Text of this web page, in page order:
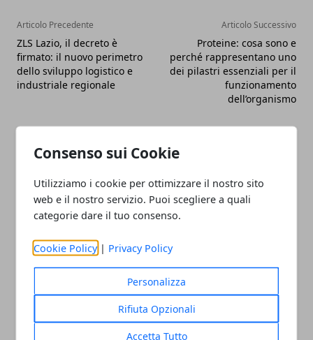
Consenso sui Cookie
Utilizziamo i cookie per ottimizzare il nostro sito
web e il nostro servizio. Puoi scegliere a quali
categorie dare il tuo consenso.
Cookie Policy | Privacy Policy
Personalizza
Rifiuta Opzionali
Accetta Tutto
Articolo Precedente
ZLS Lazio, il decreto è
firmato: il nuovo perimetro
dello sviluppo logistico e
industriale regionale
Articolo Successivo
Proteine: cosa sono e
perché rappresentano uno
dei pilastri essenziali per il
funzionamento
dell’organismo